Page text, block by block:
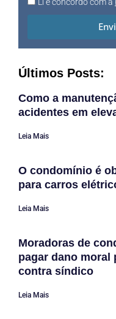
Últimos Posts:
Como a
acidentes em
Leia Mais
O condomínio é
para carros
Leia Mais
Moradoras de
pagar dano moral
contra síndico
Leia Mais